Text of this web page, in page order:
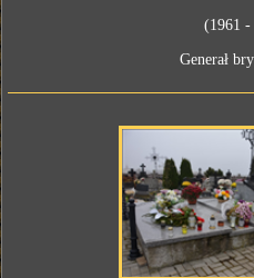
(1961 -
Generał